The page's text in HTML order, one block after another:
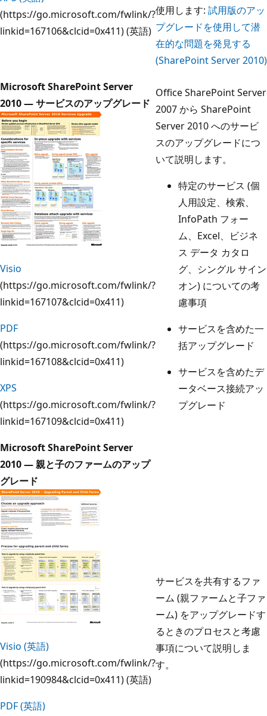
(https://go.microsoft.com/fwlink/?
linkid=167106&clcid=0x411) (英語)
使用します: 試用版のアッ
プグレードを使用して潜
在的な問題を発見する
(SharePoint Server 2010)
Microsoft SharePoint Server
2010 — サービスのアップグレード
Visio
(https://go.microsoft.com/fwlink/?
linkid=167107&clcid=0x411)
PDF
(https://go.microsoft.com/fwlink/?
linkid=167108&clcid=0x411)
XPS
(https://go.microsoft.com/fwlink/?
linkid=167109&clcid=0x411)
Office SharePoint Server
2007 から SharePoint
Server 2010 へのサービ
スのアップグレードにつ
いて説明します。
特定のサービス (個
人用設定、検索、
InfoPath フォー
ム、Excel、ビジネ
ス データ カタロ
グ、シングル サイン
オン) についての考
慮事項
サービスを含めた一
括アップグレード
サービスを含めたデ
ータベース接続アッ
プグレード
Microsoft SharePoint Server
2010 — 親と子のファームのアップ
グレード
Visio (英語)
(https://go.microsoft.com/fwlink/?
linkid=190984&clcid=0x411) (英語)
PDF (英語)
サービスを共有するファ
ーム (親ファームと子ファ
ーム) をアップグレードす
るときのプロセスと考慮
事項について説明しま
す。